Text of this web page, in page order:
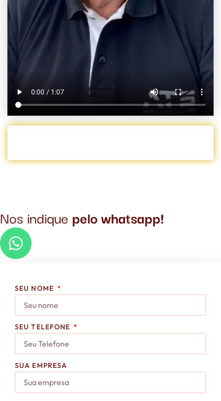
Nos indique pelo whatsapp!
SEU NOME
SEU TELEFONE
SUA EMPRESA